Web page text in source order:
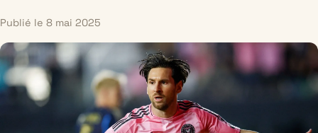
Publié le 8 mai 2025